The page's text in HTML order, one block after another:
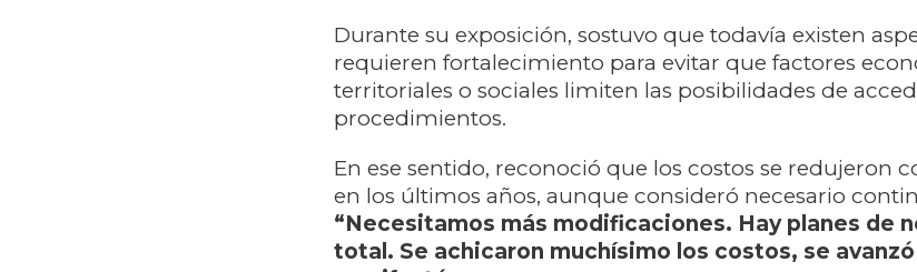
Durante su exposición, sostuvo que todavía existen
requieren fortalecimiento para evitar que factores
territoriales o sociales limiten las posibilidades de
procedimientos.
En ese sentido, reconoció que los costos se redujeron
en los últimos años, aunque consideró necesario
“Necesitamos más modificaciones. Hay planes de
total. Se achicaron muchísimo los costos, se